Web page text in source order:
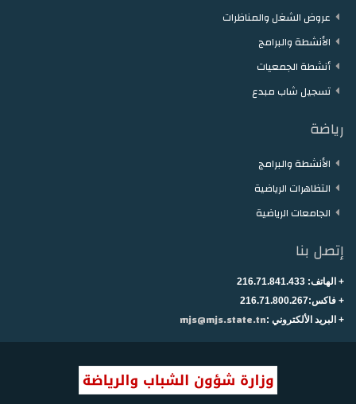
عروض الشغل والمناظرات
الأنشطة والبرامج
أنشطة الجمعيات
تسجيل شاب مبدع
رياضة
الأنشطة والبرامج
التظاهرات الرياضية
الجامعات الرياضية
إتصل بنا
+ الهاتف: 216.71.841.433
+ فاكس:216.71.800.267
+ البريد الألكتروني :mjs@mjs.state.tn